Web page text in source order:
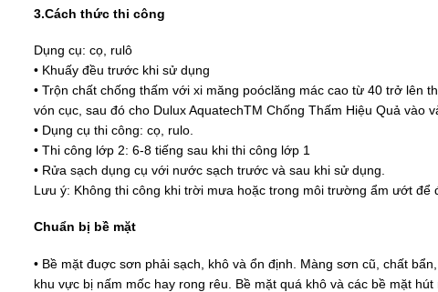
3.Cách thức thi công
Dụng cụ: cọ, rulô
• Khuấy đều trước khi sử dụng
• Trộn chất chống thấm với xi măng poóclăng mác cao từ 40 trở lên
vón cục, sau đó cho Dulux AquatechTM Chống Thấm Hiệu Quả
• Dụng cụ thi công: cọ, rulo.
• Thi công lớp 2: 6-8 tiếng sau khi thi công lớp 1
• Rửa sạch dụng cụ với nước sạch trước và sau khi sử dụng.
Lưu ý: Không thi công khi trời mưa hoặc trong môi trường ẩm ướt
Chuẩn bị bề mặt
• Bề mặt đuợc sơn phải sạch, khô và ổn định. Màng sơn cũ, chất
khu vực bị nấm mốc hay rong rêu. Bề mặt quá khô và các bề mặt